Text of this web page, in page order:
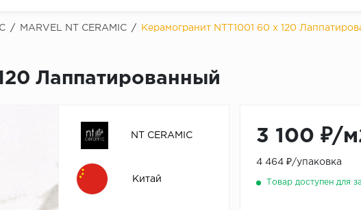
/ MARVEL NT CERAMIC / Керамогранит NTT1001 60 x 120
Лаппатированный
NT CERAMIC
Китай
3 100 ₽/
4 464 ₽/упаковка
Товар доступен для